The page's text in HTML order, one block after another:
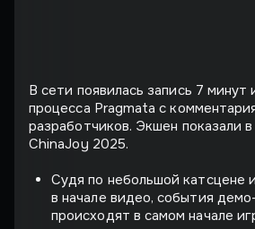
В сети появилась запись 7 минут
процесса Pragmata с
разработчиков. Экшен показали
ChinaJoy 2025.
Судя по небольшой катсцене
в начале видео, события
происходят в самом начале